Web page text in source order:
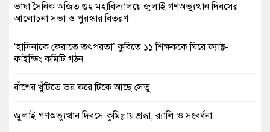
ভাষা সৈনিক অজিত গুহ মহাবিদ্যালয়ে জুলাই গণঅভ্যুত্থান দিবসের
আলোচনা সভা ও পুরস্কার বিতরণ
‘হাসিনাকে ফেরাতে তৎপরতা’ কুবিতে ১১ শিক্ষককে ঘিরে ফ্যাক্ট-
ফাইন্ডিং কমিটি গঠন
বাঁশের খুঁটিতে ভর করে টিকে আছে সেতু
জুলাই গণঅভ্যুত্থান দিবসে কুমিল্লায় শ্রদ্ধা, র‍্যালি ও সংবর্ধনা